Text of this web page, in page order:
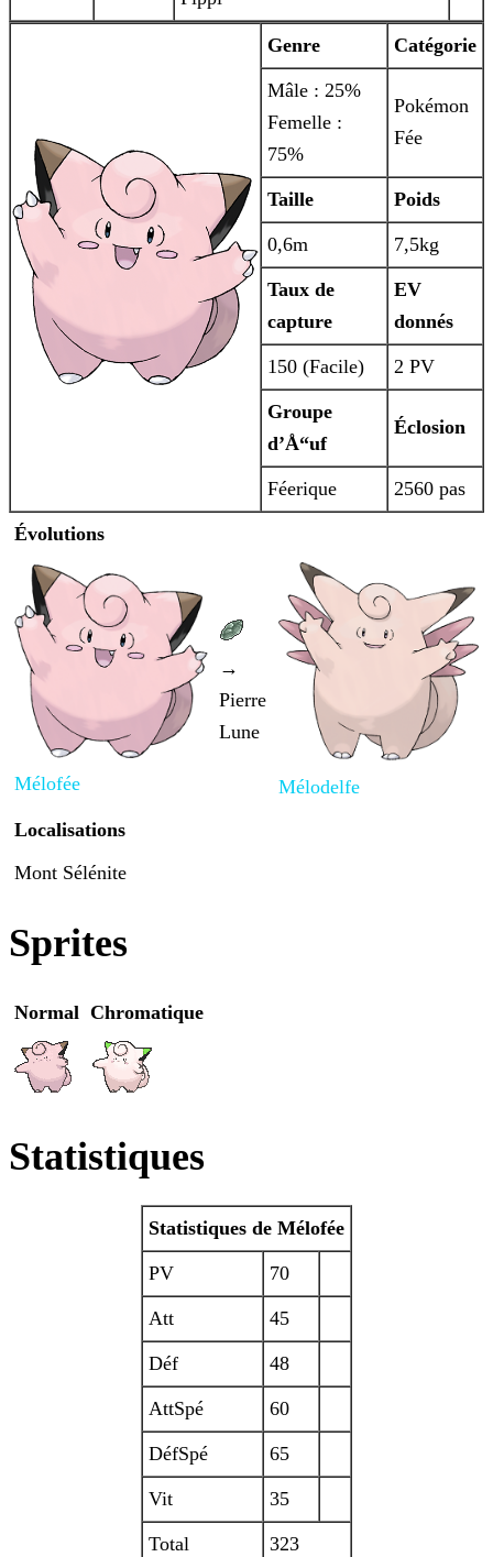
Genre Catégorie
Mâle : 25%
Femelle :
75%
Pokémon
Fée
Taille Poids
0,6m 7,5kg
Taux de
capture
EV
donnés
150 (Facile) 2 PV
Groupe
d’Å“uf
Éclosion
Féerique 2560 pas
Évolutions
Mélofée
→
Pierre
Lune
Mélodelfe
Localisations
Mont Sélénite
Sprites
Normal Chromatique
Statistiques
Statistiques de Mélofée
PV 70
Att 45
Déf 48
AttSpé 60
DéfSpé 65
Vit 35
Total 323